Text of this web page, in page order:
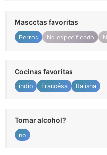
Mascotas favoritas
Perros No especificado
Cocinas favoritas
indio Francésa Italiana
Tomar alcohol?
no